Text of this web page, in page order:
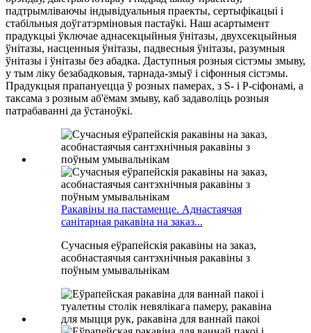
падтрымліваючы індывідуальныя праекты, сертыфікацыі і
стабільныя доўгатэрміновыя пастаўкі. Наш асартымент
прадукцыі ўключае аднасекцыйныя ўнітазы, двухсекцыйныя
ўнітазы, насценныя ўнітазы, падвесныя ўнітазы, разумныя
ўнітазы і ўнітазы без абадка. Даступныя розныя сістэмы змыву,
у тым ліку безабадковыя, тарнада-змыў і сіфонныя сістэмы.
Прадукцыя прапануецца ў розных памерах, з S- і P-сіфонамі, а
таксама з розным аб'ёмам змыву, каб задаволіць розныя
патрабаванні да ўстаноўкі.
Ракавіны на пастаменце. Аднастаячая
санітарная ракавіна на заказ...
Сучасныя еўрапейскія ракавіны на заказ,
асобнастаячыя сантэхнічныя ракавіны з
поўным умывальнікам